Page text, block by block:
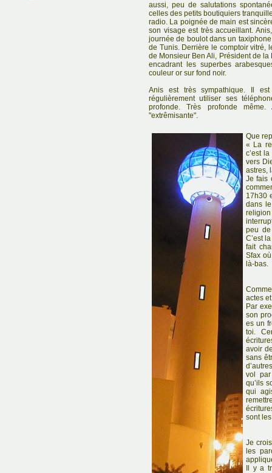
aussi, peu de salutations
celles des petits boutiquiers
radio. La poignée de main est
son visage est très accueillant.
journée de boulot dans un
de Tunis. Derrière le comptoir vitré,
de Monsieur Ben Ali, Président de
encadrant les superbes
couleur or sur fond noir.
Anis est très sympathique. Il
régulièrement utiliser ses
profonde. Très profonde
"extrêmisante".
Que
« La
c’est
vers
astres,
Je fais
17h30
dans
religion
peu
C’est
fait
Sfax
là-bas.
actes
Par
son
es un
toi.
avoir
sans
vol
qu’ils
qui
sont
Je
les
Il y a